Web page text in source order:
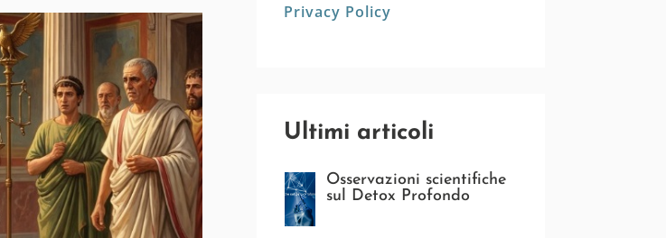
Privacy Policy
Ultimi articoli
Osservazioni scientifiche
sul Detox Profondo